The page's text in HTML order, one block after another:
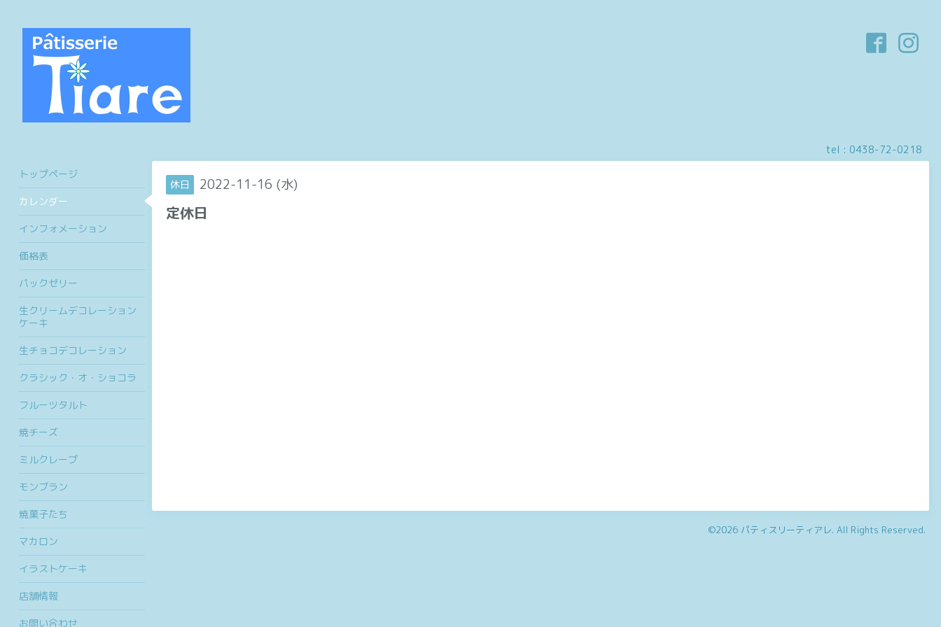
tel : 0438-72-0218
休日 2022-11-16 (水)
定休日
©2026 パティスリーティアレ. All Rights Reserved.
トップページ
カレンダー
インフォメーション
価格表
パックゼリー
生クリームデコレーション
ケーキ
生チョコデコレーション
クラシック・オ・ショコラ
フルーツタルト
焼チーズ
ミルクレープ
モンブラン
焼菓子たち
マカロン
イラストケーキ
店舗情報
お問い合わせ